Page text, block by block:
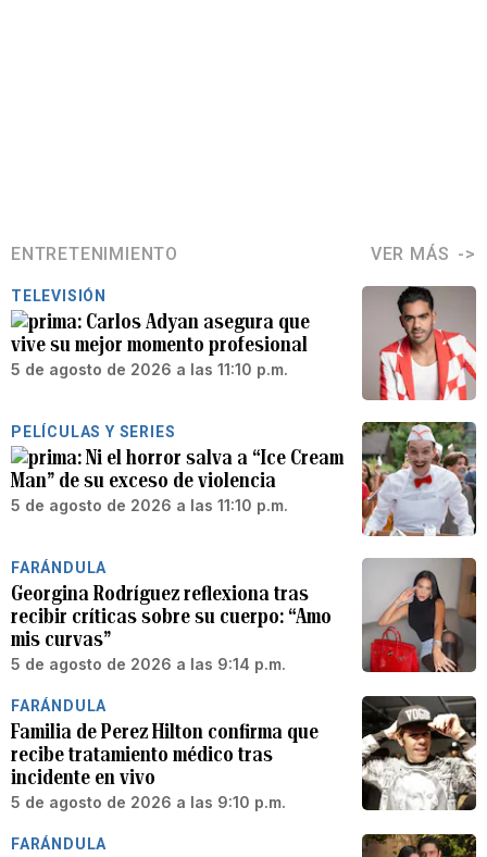
ENTRETENIMIENTO VER MÁS
TELEVISIÓN
Carlos Adyan asegura que
vive su mejor momento profesional
5 de agosto de 2026 a las 11:10 p.m.
PELÍCULAS Y SERIES
Ni el horror salva a “Ice Cream
Man” de su exceso de violencia
5 de agosto de 2026 a las 11:10 p.m.
FARÁNDULA
Georgina Rodríguez reflexiona tras
recibir críticas sobre su cuerpo: “Amo
mis curvas”
5 de agosto de 2026 a las 9:14 p.m.
FARÁNDULA
Familia de Perez Hilton confirma que
recibe tratamiento médico tras
incidente en vivo
5 de agosto de 2026 a las 9:10 p.m.
FARÁNDULA